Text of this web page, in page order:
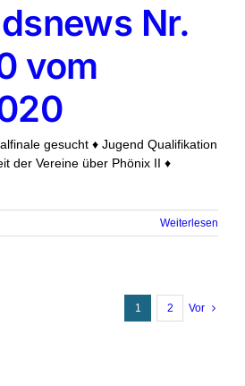
Nr.
vom
gesucht ♦ Jugend Qualifikation
der Vereine über Phönix II ♦
Weiterlesen
1 2 Vor